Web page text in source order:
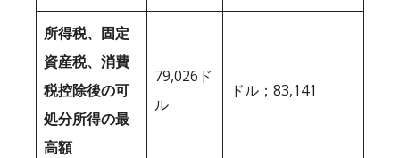
所得税、固定
資産税、消費
税控除後の可
処分所得の最
高額
79,026ド
ル
ドル；83,141